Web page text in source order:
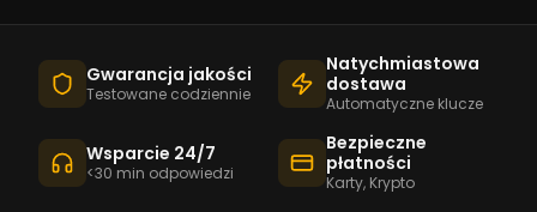
Gwarancja jakości
Testowane codziennie
Natychmiastowa
dostawa
Automatyczne klucze
Wsparcie 24/7
<30 min odpowiedzi
Bezpieczne
płatności
Karty, Krypto